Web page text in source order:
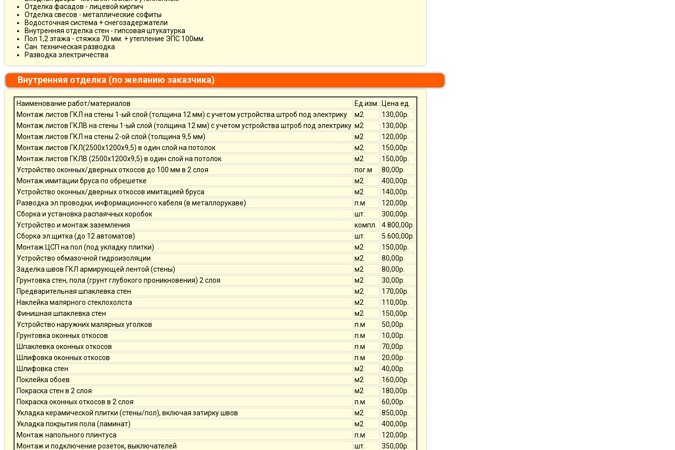
Отделка фасадов - лицевой кирпич
Отделка свесов - металлические софиты
Водосточная система + снегозадержатели
Внутренняя отделка стен - гипсовая штукатурка
Пол 1,2 этажа - стяжка 70 мм. + утепление ЭПС 100мм.
Сан. техническая разводка
Разводка электричества
Внутренняя отделка (по желанию заказчика)
Наименование работ/материалов Ед.изм.
Цена ед.
Монтаж листов ГКЛ на стены 1-ый слой (толщина 12 мм) с учетом устройства штроб под электрику
м2
130,00р.
Монтаж листов ГКЛВ на стены 1-ый слой (толщина 12 мм) с учетом устройства штроб под электрику м2
130,00р.
Монтаж листов ГКЛ на стены 2-ой слой (толщина 9,5 мм)
м2
120,00р.
Монтаж листов ГКЛ(2500х1200х9,5) в один слой на потолок
м2
150,00р.
Монтаж листов ГКЛВ (2500х1200х9,5) в один слой на потолок
м2
150,00р.
Устройство оконных/дверных откосов до 100 мм в 2 слоя
пог.м
80,00р.
Монтаж имитации бруса по обрешетке
м2
400,00р.
Устройство оконных/дверных откосов имитацией бруса
м2
140,00р.
Разводка эл.проводки, информационного кабеля (в металлорукаве)
п.м
120,00р.
Сборка и установка распаячных коробок
шт.
300,00р.
Устройство и монтаж заземления
компл.
4 800,00р.
Сборка эл.щитка (до 12 автоматов)
шт.
5 600,00р.
Монтаж ЦСП на пол (под укладку плитки)
м2
150,00р.
Устройство обмазочной гидроизоляции
м2
80,00р.
Заделка швов ГКЛ армирующей лентой (стены)
м2
80,00р.
Грунтовка стен, пола (грунт глубокого проникновения) 2 слоя
м2
30,00р.
Предварительная шпаклевка стен
м2
170,00р.
Наклейка малярного стеклохолста
м2
110,00р.
Финишная шпаклевка стен
м2
150,00р.
Устройство наружних малярных уголков
п.м
50,00р.
Грунтовка оконных откосов
п.м
10,00р.
Шпаклевка оконных откосов
п.м
70,00р.
Шлифовка оконных откосов
п.м
20,00р.
Шлифовка стен
м2
40,00р.
Поклейка обоев
м2
160,00р.
Покраска стен в 2 слоя
м2
180,00р.
Покраска оконных откосов в 2 слоя
п.м
60,00р.
Укладка керамической плитки (стены/пол), включая затирку швов
м2
850,00р.
Укладка покрытия пола (ламинат)
м2
400,00р.
Монтаж напольного плинтуса
п.м
120,00р.
Монтаж и подключение розеток, выключателей
шт. 350,00р.